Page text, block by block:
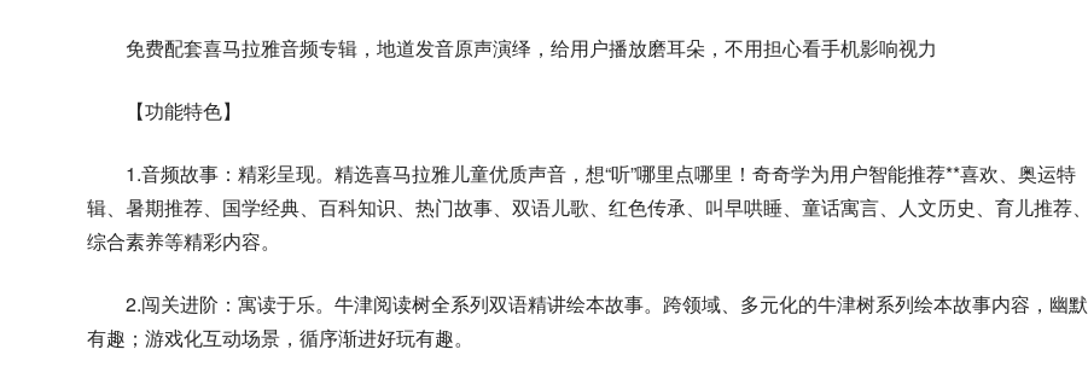
免费配套喜马拉雅音频专辑，地道发音原声演绎，给用户播放磨耳朵，不用担心看手机影响视力
【功能特色】
1.音频故事：精彩呈现。精选喜马拉雅儿童优质声音，想“听”哪里点哪里！奇奇学为用户智能推荐**喜欢、奥运特
辑、暑期推荐、国学经典、百科知识、热门故事、双语儿歌、红色传承、叫早哄睡、童话寓言、人文历史、育儿推荐、
综合素养等精彩内容。
2.闯关进阶：寓读于乐。牛津阅读树全系列双语精讲绘本故事。跨领域、多元化的牛津树系列绘本故事内容，幽默
有趣；游戏化互动场景，循序渐进好玩有趣。